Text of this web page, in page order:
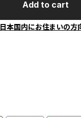
Add to cart
日本国内にお住まいの方